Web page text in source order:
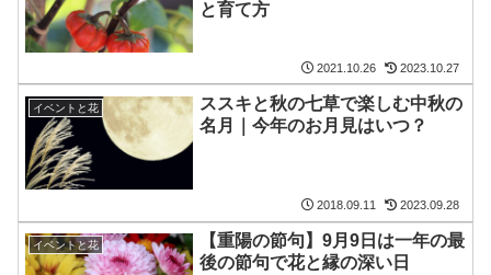
と育て方
2021.10.26 2023.10.27
イベントと花
ススキと秋の七草で楽しむ中秋の
名月｜今年のお月見はいつ？
2018.09.11 2023.09.28
イベントと花
【重陽の節句】9月9日は一年の最
後の節句で花と縁の深い日